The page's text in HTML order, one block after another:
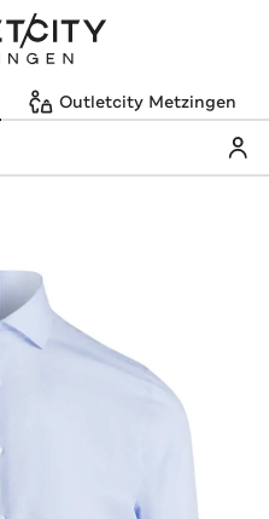
Outletcity Metzingen